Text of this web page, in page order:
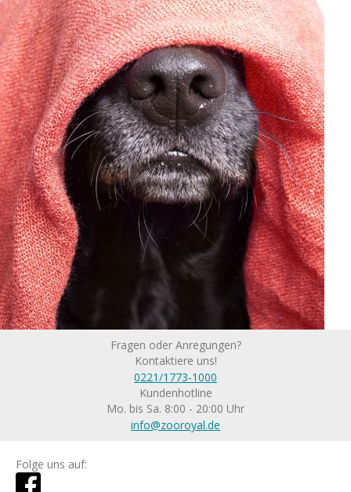
Fragen oder Anregungen?
Kontaktiere uns!
0221/1773-1000
Kundenhotline
Mo. bis Sa. 8:00 - 20:00 Uhr
info@zooroyal.de
Folge uns auf: